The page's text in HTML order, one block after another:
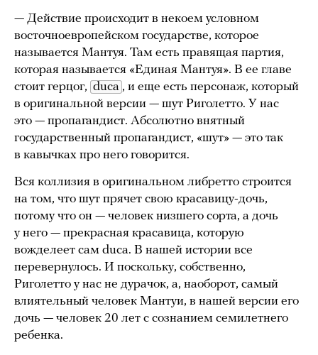
— Действие происходит в некоем условном
восточноевропейском государстве, которое
называется Мантуя. Там есть правящая партия,
которая называется «Единая Мантуя». В ее главе
стоит герцог, duca , и еще есть персонаж, который
в оригинальной версии — шут Риголетто. У нас
это — пропагандист. Абсолютно внятный
государственный пропагандист, «шут» — это так
в кавычках про него говорится.
Вся коллизия в оригинальном либретто строится
на том, что шут прячет свою красавицу-дочь,
потому что он — человек низшего сорта, а дочь
у него — прекрасная красавица, которую
вожделеет сам duca. В нашей истории все
перевернулось. И поскольку, собственно,
Риголетто у нас не дурачок, а, наоборот, самый
влиятельный человек Мантуи, в нашей версии его
дочь — человек 20 лет с сознанием семилетнего
ребенка.